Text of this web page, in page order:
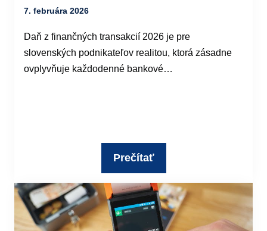
7. februára 2026
Daň z finančných transakcií 2026 je pre
slovenských podnikateľov realitou, ktorá zásadne
ovplyvňuje každodenné bankové…
Prečítať